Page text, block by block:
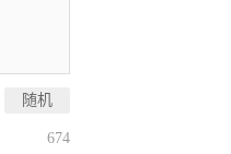
随机
674